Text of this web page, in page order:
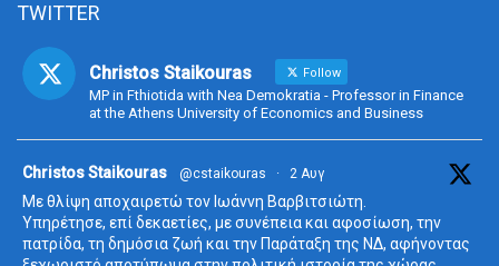
TWITTER
Christos Staikouras Follow
MP in Fthiotida with Nea Demokratia - Professor in Finance
at the Athens University of Economics and Business
Christos Staikouras @cstaikouras · 2 Αυγ
Με θλίψη αποχαιρετώ τον Ιωάννη Βαρβιτσιώτη.
Υπηρέτησε, επί δεκαετίες, με συνέπεια και αφοσίωση, την
πατρίδα, τη δημόσια ζωή και την Παράταξη της ΝΔ, αφήνοντας